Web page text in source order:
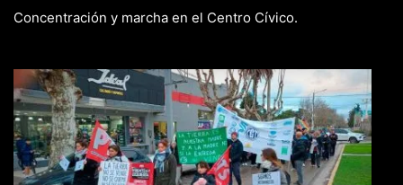
Concentración y marcha en el Centro Cívico.